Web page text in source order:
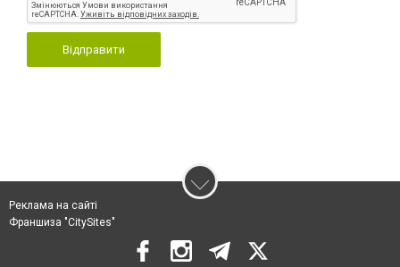
Відправити
Реклама на сайті
Франшиза "CitySites"